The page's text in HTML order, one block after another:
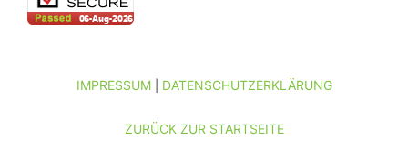
IMPRESSUM| DATENSCHUTZERKLÄRUNG
ZURÜCK ZUR STARTSEITE